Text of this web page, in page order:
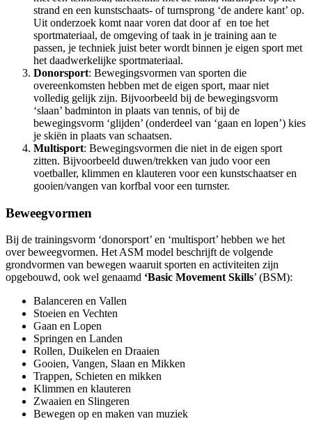
strand en een kunstschaats- of turnsprong ‘de andere kant’ op.
Uit onderzoek komt naar voren dat door af en toe het
sportmateriaal, de omgeving of taak in je training aan te
passen, je techniek juist beter wordt binnen je eigen sport met
het daadwerkelijke sportmateriaal.
Donorsport: Bewegingsvormen van sporten die
overeenkomsten hebben met de eigen sport, maar niet
volledig gelijk zijn. Bijvoorbeeld bij de bewegingsvorm
‘slaan’ badminton in plaats van tennis, of bij de
bewegingsvorm ‘glijden’ (onderdeel van ‘gaan en lopen’) kies
je skiën in plaats van schaatsen.
Multisport: Bewegingsvormen die niet in de eigen sport
zitten. Bijvoorbeeld duwen/trekken van judo voor een
voetballer, klimmen en klauteren voor een kunstschaatser en
gooien/vangen van korfbal voor een turnster.
Beweegvormen
Bij de trainingsvorm ‘donorsport’ en ‘multisport’ hebben we het
over beweegvormen. Het ASM model beschrijft de volgende
grondvormen van bewegen waaruit sporten en activiteiten zijn
opgebouwd, ook wel genaamd ‘Basic Movement Skills’ (BSM):
Balanceren en Vallen
Stoeien en Vechten
Gaan en Lopen
Springen en Landen
Rollen, Duikelen en Draaien
Gooien, Vangen, Slaan en Mikken
Trappen, Schieten en mikken
Klimmen en klauteren
Zwaaien en Slingeren
Bewegen op en maken van muziek